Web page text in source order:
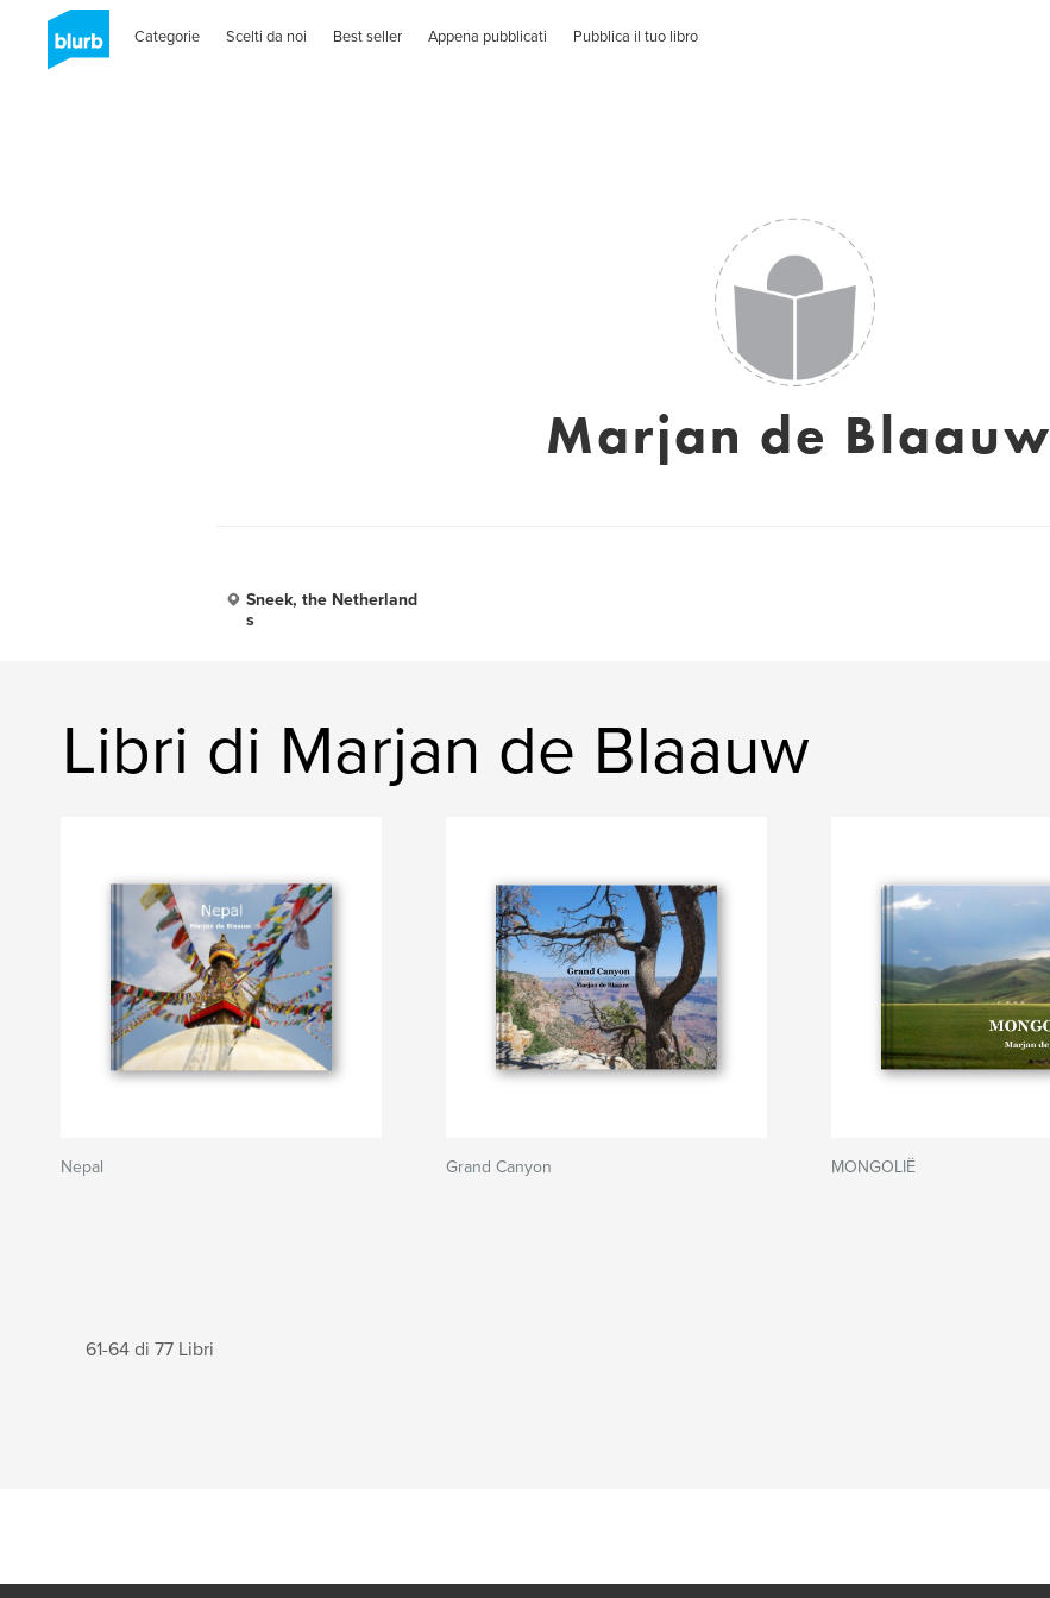
Categorie Scelti da noi Best seller Appena pubblicati Pubblica il tuo libro
Marjan de Blaauw
Sneek, the Netherland
s
Libri di Marjan de Blaauw
Nepal Grand Canyon MONGOLIË
61-64 di 77 Libri